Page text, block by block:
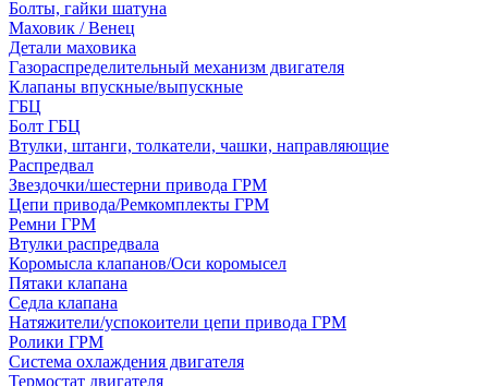
Болты, гайки шатуна
Маховик / Венец
Детали маховика
Газораспределительный механизм двигателя
Клапаны впускные/выпускные
ГБЦ
Болт ГБЦ
Втулки, штанги, толкатели, чашки, направляющие
Распредвал
Звездочки/шестерни привода ГРМ
Цепи привода/Ремкомплекты ГРМ
Ремни ГРМ
Втулки распредвала
Коромысла клапанов/Оси коромысел
Пятаки клапана
Седла клапана
Натяжители/успокоители цепи привода ГРМ
Ролики ГРМ
Система охлаждения двигателя
Термостат двигателя